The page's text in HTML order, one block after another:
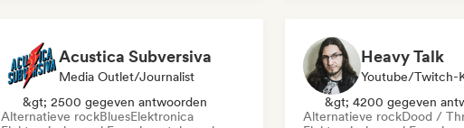
Acustica Subversiva
Media Outlet/Journalist
&gt; 2500 gegeven antwoorden
Alternatieve rockBluesElektronica
Heavy Talk
&gt; 4200 gegeven
Alternatieve rockDood /